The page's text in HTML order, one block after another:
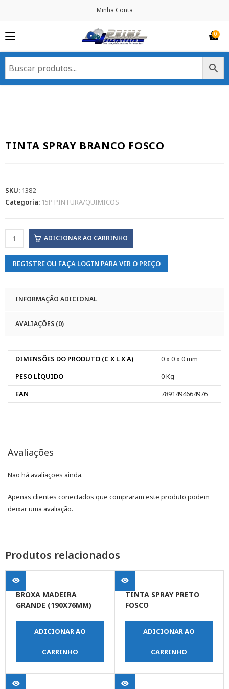
Minha Conta
TINTA SPRAY BRANCO FOSCO
SKU: 1382
Categoria: 15P PINTURA/QUIMICOS
ADICIONAR AO CARRINHO
REGISTRE OU FAÇA LOGIN PARA VER O PREÇO
INFORMAÇÃO ADICIONAL
AVALIAÇÕES (0)
DIMENSÕES DO PRODUTO (C X L X A)
0 x 0 x 0 mm
PESO LÍQUIDO
0 Kg
EAN
7891494664976
Avaliações
Não há avaliações ainda.
Apenas clientes conectados que compraram este produto podem
deixar uma avaliação.
Produtos relacionados
BROXA MADEIRA
GRANDE (190X76MM)
ADICIONAR AO
CARRINHO
TINTA SPRAY PRETO
FOSCO
ADICIONAR AO
CARRINHO